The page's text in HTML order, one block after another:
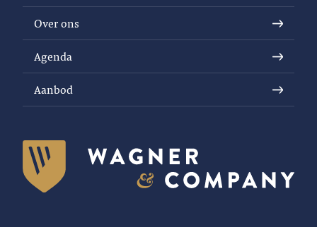
Over ons
Agenda
Aanbod